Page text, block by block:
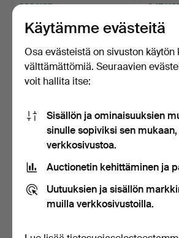
232 USD 347
KATTOVALAISIMET, PARI,
1900-luvun jälkipuo…
8 min 10 s
1946).
8 min 10
Arvio
Käytämme evästeitä
Osa evästeistä on sivuston käytön
välttämättömiä. Seuraavien
voit hallita itse:
Sisällön ja ominaisuuksien
sinulle sopiviksi sen
verkkosivustoa.
Auctionetin kehittäminen ja
Uutuuksien ja sisällön
muilla verkkosivustoilla.